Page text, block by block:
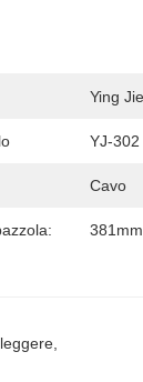
Ying
YJ-302
Cavo
381mm